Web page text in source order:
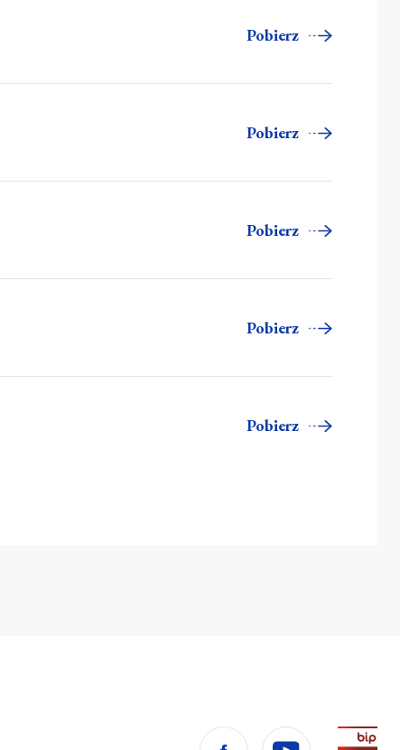
Pobierz
Pobierz
Pobierz
Pobierz
Pobierz